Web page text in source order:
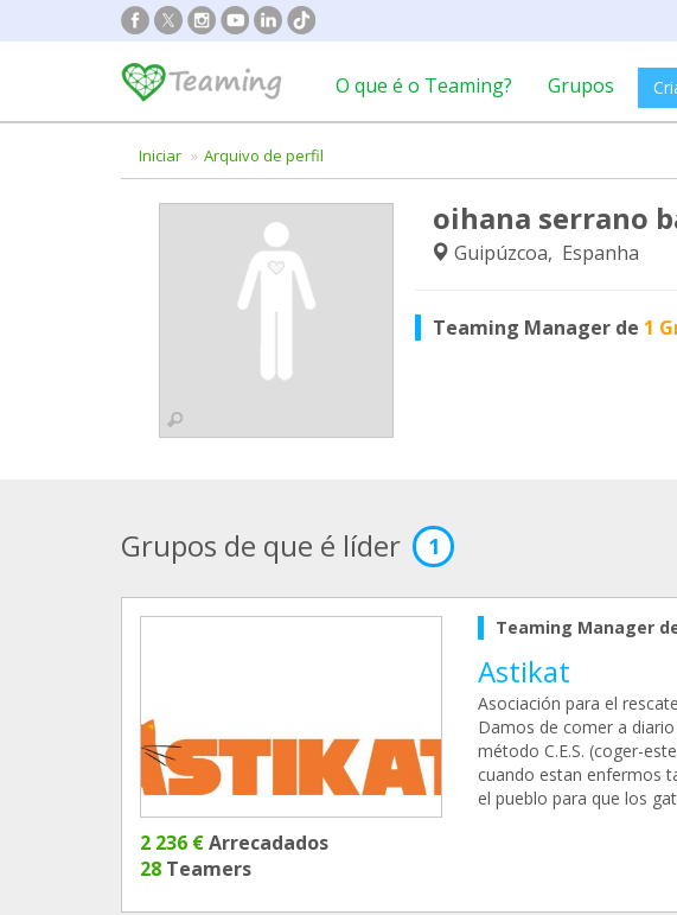
O que é o Teaming? Grupos
Iniciar Arquivo de perfil
oihana serrano
Guipúzcoa, Espanha
Teaming Manager de 1
Grupos de que é líder 1
2 236 €Arrecadados
28 Teamers
Teaming Manager
Astikat
Asociación para el
Damos de comer a
método C.E.S. (coger-
cuando estan enfermos
el pueblo para que los